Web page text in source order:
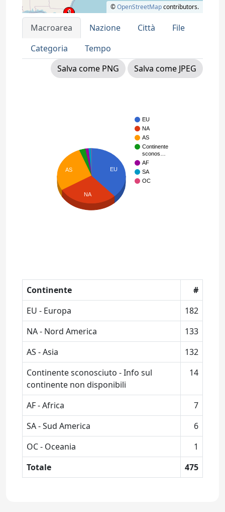
©OpenStreetMapcontributors.
Macroarea Nazione Città
File
Categoria
Tempo
Salva come PNG
Salva come JPEG
EU
NA
AS
Continente
sconos…
AF
SA
OC
EU
AS
NA
Continente
#
EU - Europa
182
NA - Nord America
133
AS - Asia
132
Continente sconosciuto - Info sul
continente non disponibili
14
AF - Africa
7
SA - Sud America
6
OC - Oceania
1
Totale
475